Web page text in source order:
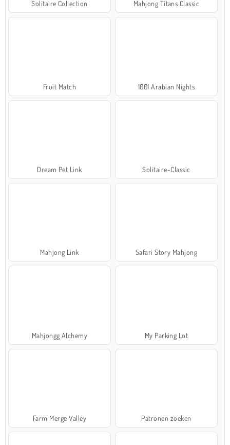
Solitaire Collection Mahjong Titans Classic
Fruit Match 1001 Arabian Nights
Dream Pet Link Solitaire-Classic
Mahjong Link Safari Story Mahjong
Mahjongg Alchemy My Parking Lot
Farm Merge Valley Patronen zoeken